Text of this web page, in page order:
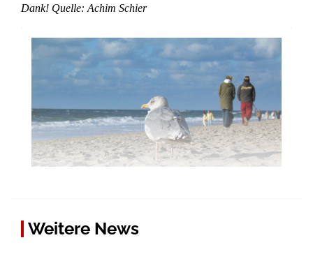
Dank! Quelle: Achim Schier
Weitere News